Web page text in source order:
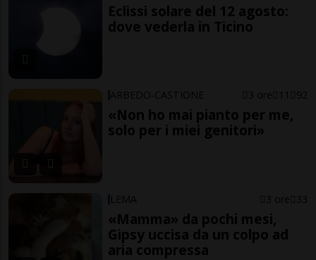
Eclissi solare del 12 agosto:
dove vederla in Ticino
ARBEDO-CASTIONE 3 ore 11 92
«Non ho mai pianto per me,
solo per i miei genitori»
LEMA 3 ore 33
«Mamma» da pochi mesi,
Gipsy uccisa da un colpo ad
aria compressa